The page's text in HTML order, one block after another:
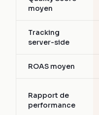
moyen
Tracking
server-side
ROAS moyen
Rapport de
performance